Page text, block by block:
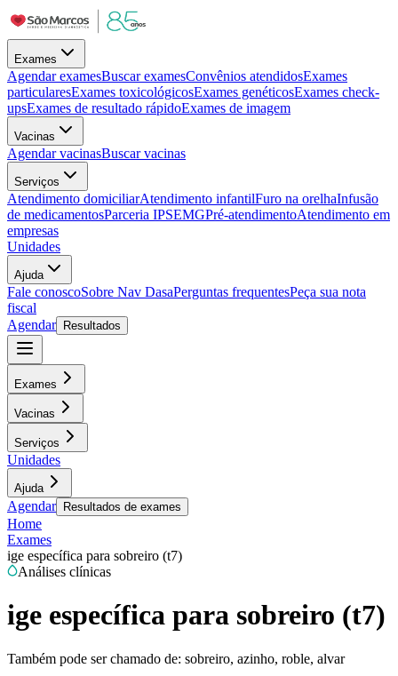
Exames
Agendar examesBuscar examesConvênios atendidosExames
particularesExames toxicológicosExames genéticosExames check-
upsExames de resultado rápidoExames de imagem
Vacinas
Agendar vacinasBuscar vacinas
Serviços
Atendimento domiciliarAtendimento infantilFuro na orelhaInfusão
de medicamentosParceria IPSEMGPré-atendimentoAtendimento em
empresas
Unidades
Ajuda
Fale conoscoSobre Nav DasaPerguntas frequentesPeça sua nota
fiscal
Agendar
Resultados
Exames
Vacinas
Serviços
Unidades
Ajuda
Agendar Resultados de exames
Home
Exames
ige específica para sobreiro (t7)
Análises clínicas
ige específica para sobreiro (t7)
Também pode ser chamado de: sobreiro, azinho, roble, alvar